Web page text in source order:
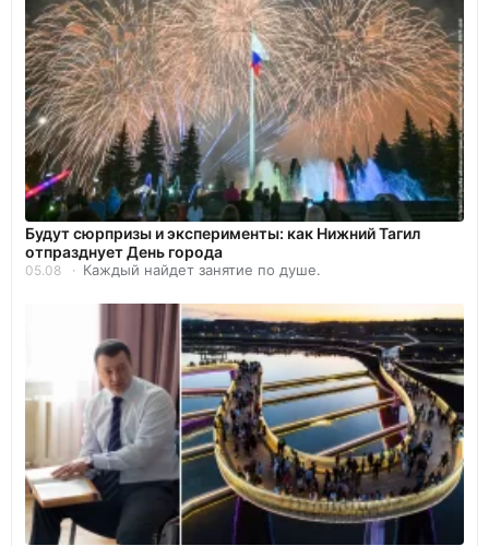
Будут сюрпризы и эксперименты: как Нижний Тагил
отпразднует День города
05.08 Каждый найдет занятие по душе.